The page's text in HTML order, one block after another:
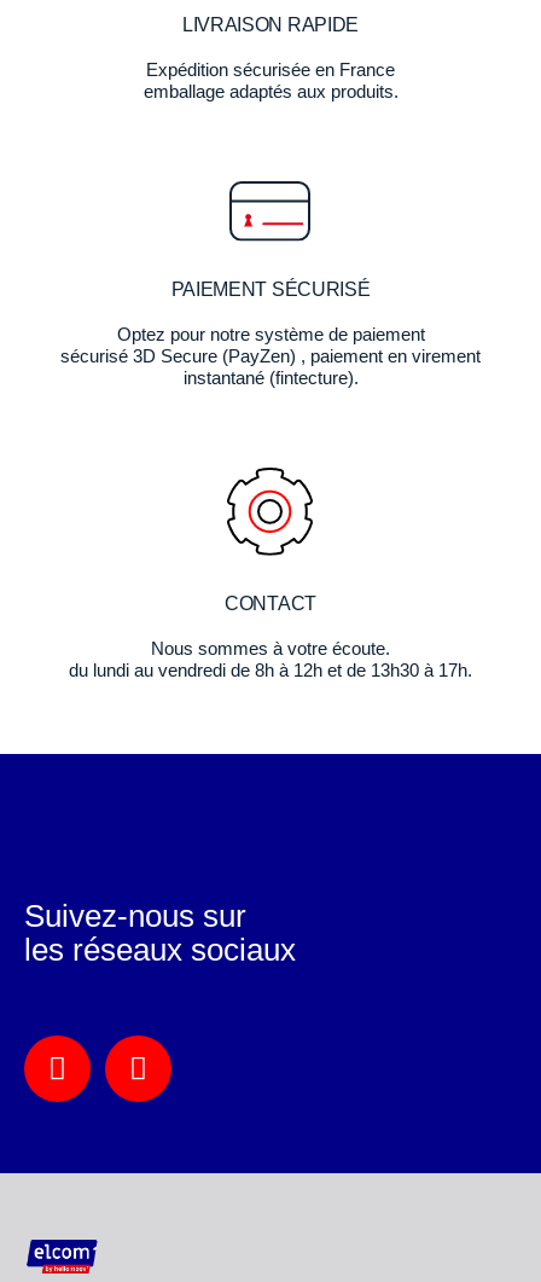
LIVRAISON RAPIDE
Expédition sécurisée en France
emballage adaptés aux produits.
PAIEMENT SÉCURISÉ
Optez pour notre système de paiement
sécurisé 3D Secure (PayZen) , paiement en virement
instantané (fintecture).
CONTACT
Nous sommes à votre écoute.
du lundi au vendredi de 8h à 12h et de 13h30 à 17h.
Suivez-nous sur
les réseaux sociaux